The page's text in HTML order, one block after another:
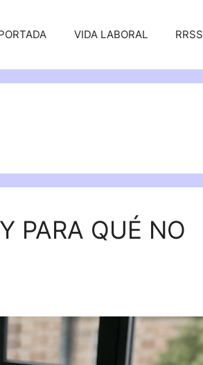
VIDA LABORAL RRSS
PARA QUÉ NO